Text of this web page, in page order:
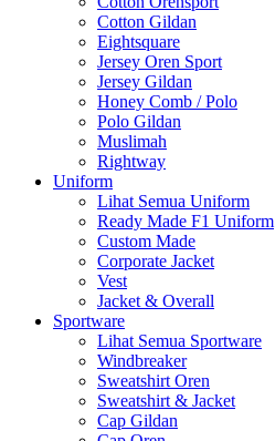
Cotton Gildan
Eightsquare
Jersey Oren Sport
Jersey Gildan
Honey Comb / Polo
Polo Gildan
Muslimah
Rightway
Uniform
Lihat Semua Uniform
Ready Made F1 Uniform
Custom Made
Corporate Jacket
Vest
Jacket & Overall
Sportware
Lihat Semua Sportware
Windbreaker
Sweatshirt Oren
Sweatshirt & Jacket
Cap Gildan